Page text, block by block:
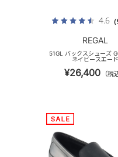
4.6（
REGAL
51GL バックスシューズ
ネイビースエード
¥26,400 （税